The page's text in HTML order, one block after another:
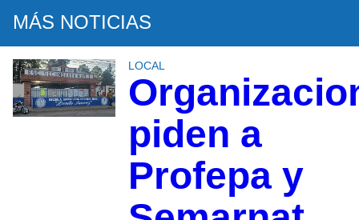
MÁS NOTICIAS
LOCAL
piden a
Profepa y